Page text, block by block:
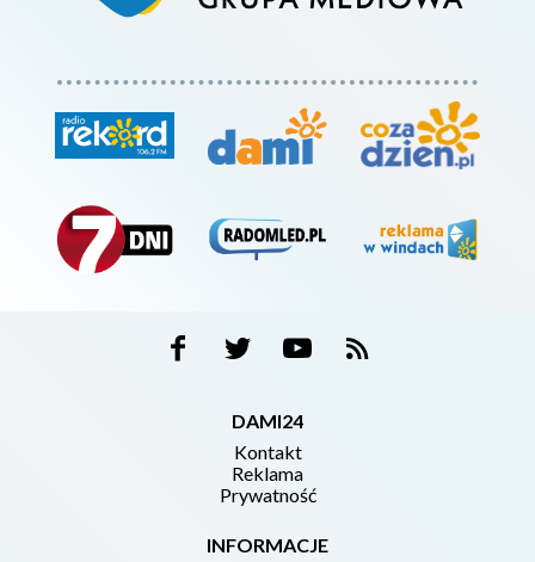
DAMI24
Kontakt
Reklama
Prywatność
INFORMACJE